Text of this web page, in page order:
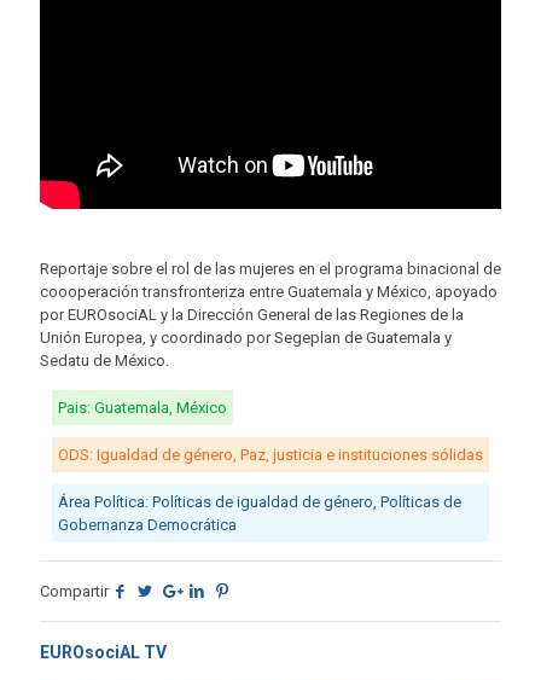
Reportaje sobre el rol de las mujeres en el programa binacional de
coooperación transfronteriza entre Guatemala y México, apoyado
por EUROsociAL y la Dirección General de las Regiones de la
Unión Europea, y coordinado por Segeplan de Guatemala y
Sedatu de México.
Pais: Guatemala, México
ODS: Igualdad de género, Paz, justicia e instituciones sólidas
Área Política: Políticas de igualdad de género, Políticas de
Gobernanza Democrática
Compartir
EUROsociAL TV